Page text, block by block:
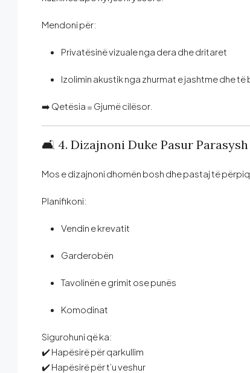
Mendoni për:
Privatësinë vizuale nga dera dhe dritaret
Izolimin akustik nga zhurmat e jashtme dhe të
➡️ Qetësia = Gjumë cilësor.
🛋️ 4. Dizajnoni Duke Pasur
Mos e dizajnoni dhomën bosh dhe pastaj të
Planifikoni:
Vendin e krevatit
Garderobën
Tavolinën e grimit ose punës
Komodinat
Sigurohuni që ka:
✔️ Hapësirë për qarkullim
✔️ Hapësirë për t’u veshur